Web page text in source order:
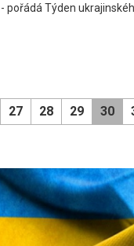
- pořádá Týden
27 28 29 30